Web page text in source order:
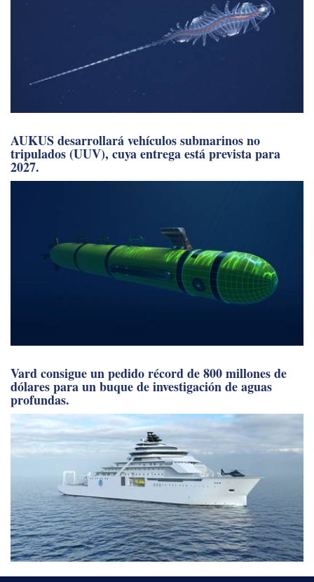
AUKUS desarrollará vehículos submarinos no
tripulados (UUV), cuya entrega está prevista para
2027.
Vard consigue un pedido récord de 800 millones de
dólares para un buque de investigación de aguas
profundas.